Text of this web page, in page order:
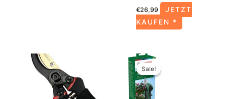
€26,99
JETZT
KAUFEN *
Sale!
Sale!